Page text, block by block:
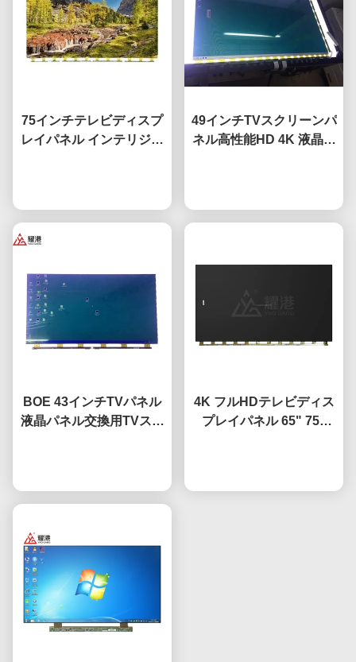
75インチテレビディスプ
レイパネル インテリジェ
49インチTVスクリーンパ
ネル高性能HD 4K 液晶デ
BOE 43インチTVパネル
液晶パネル交換用TVスク
4K フルHDテレビディス
プレイパネル 65" 75"